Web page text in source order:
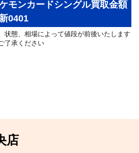
モンカードシングル買取金額
0401
状態、相場によって値段が前後いたします
了承ください
店